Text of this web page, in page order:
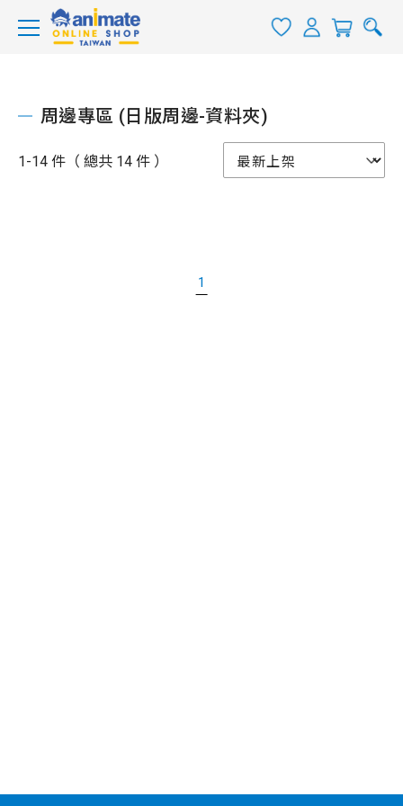
周邊專區 (日版周邊-資料夾)
1-14 件（ 總共 14 件 ）
1